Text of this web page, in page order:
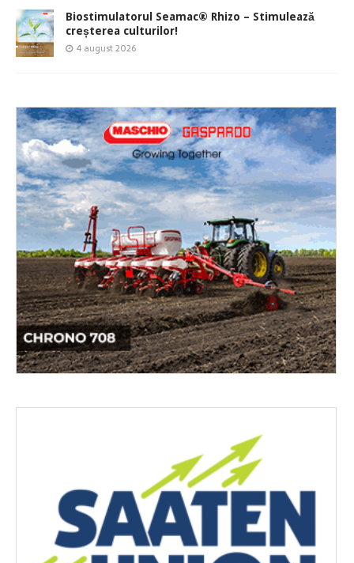
Biostimulatorul Seamac® Rhizo – Stimulează
creșterea culturilor!
4 august 2026